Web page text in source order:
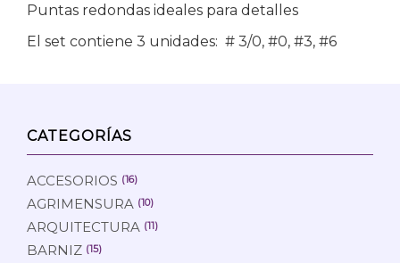
Puntas redondas ideales para detalles
El set contiene 3 unidades: # 3/0, #0, #3, #6
CATEGORÍAS
ACCESORIOS (16)
AGRIMENSURA (10)
ARQUITECTURA (11)
BARNIZ (15)